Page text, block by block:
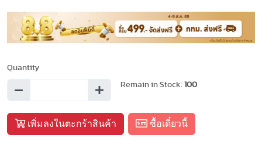
Quantity
Remain in Stock: 100
เพิ่มลงในตะกร้าสินค้า ซื้อเดี๋ยวนี้